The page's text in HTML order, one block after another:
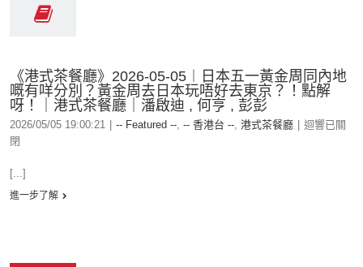
《港式茶餐廳》2026-05-05︱日本五一黃金周同內地
嘅有咩分別？黃金周去日本玩唔好去東京？！點解
呀！｜港式茶餐廳｜潘啟迪 , 何亨 , 彭彭
2026/05/05 19:00:21 -- Featured --, -- 香港台 --, 港式茶餐廳
迴響已關
閉
[...]
進一步了解